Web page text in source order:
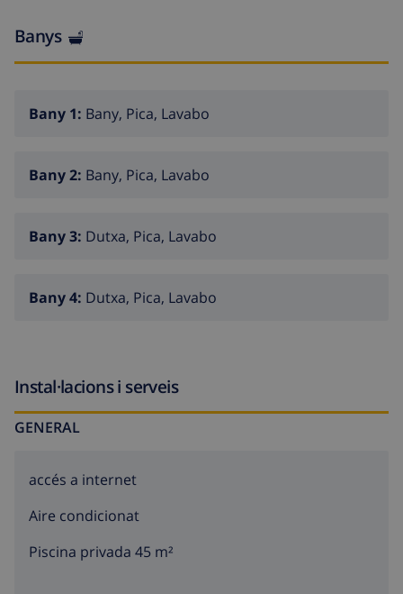
Banys
Bany 1: Bany, Pica, Lavabo
Bany 2: Bany, Pica, Lavabo
Bany 3: Dutxa, Pica, Lavabo
Bany 4: Dutxa, Pica, Lavabo
Instal·lacions i serveis
GENERAL
accés a internet
Aire condicionat
Piscina privada 45 m²